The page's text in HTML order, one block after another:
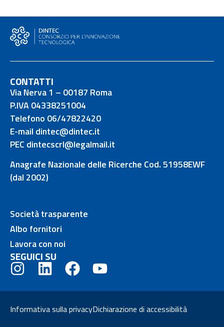
CONTATTI
Via Nerva 1 – 00187 Roma
P.IVA 04338251004
Telefono 06/47822420
E-mail dintec@dintec.it
PEC dintecscrl@legalmail.it
Anagrafe Nazionale delle Ricerche Cod. 51958EWF
(dal 2002)
Società trasparente
Albo fornitori
Lavora con noi
SEGUICI SU
Informativa sulla privacyDichiarazione di accessibilità